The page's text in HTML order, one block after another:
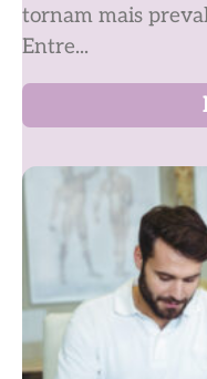
tornam mais
Entre...